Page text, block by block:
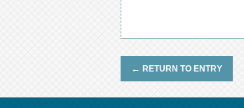
← RETURN TO ENTRY